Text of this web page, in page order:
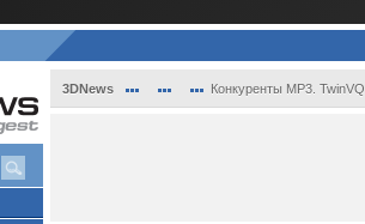
3DNews Конкуренты MP3.